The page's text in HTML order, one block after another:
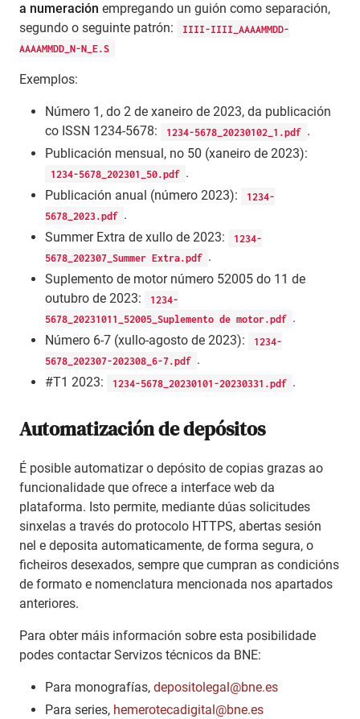
a numeración empregando un guión como separación,
segundo o seguinte patrón:
IIII-IIII_AAAAMMDD-
AAAAMMDD_N-N_E.S
Exemplos:
Número 1, do 2 de xaneiro de 2023, da publicación
co ISSN 1234-5678:
1234-5678_20230102_1.pdf .
Publicación mensual, no 50 (xaneiro de 2023):
1234-5678_202301_50.pdf .
Publicación anual (número 2023):
1234-
5678_2023.pdf .
Summer Extra de xullo de 2023:
1234-
5678_202307_Summer Extra.pdf .
Suplemento de motor número 52005 do 11 de
outubro de 2023:
1234-
5678_20231011_52005_Suplemento de motor.pdf .
Número 6-7 (xullo-agosto de 2023):
1234-
5678_202307-202308_6-7.pdf .
#T1 2023:
1234-5678_20230101-20230331.pdf .
Automatización de depósitos
É posible automatizar o depósito de copias grazas ao
funcionalidade que ofrece a interface web da
plataforma. Isto permite, mediante dúas solicitudes
sinxelas a través do protocolo HTTPS, abertas sesión
nel e deposita automaticamente, de forma segura, o
ficheiros desexados, sempre que cumpran as condicións
de formato e nomenclatura mencionada nos apartados
anteriores.
Para obter máis información sobre esta posibilidade
podes contactar Servizos técnicos da BNE:
Para monografías, depositolegal@bne.es
Para series, hemerotecadigital@bne.es